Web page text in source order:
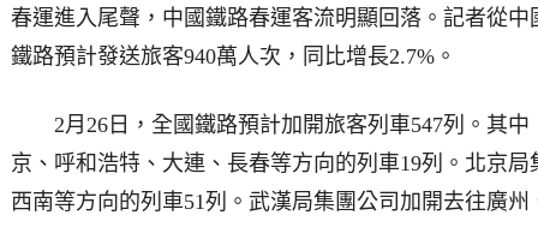
春運進入尾聲，中國鐵路春運客流明顯回落。記者從
鐵路預計發送旅客940萬人次，同比增長2.7%。
2月26日，全國鐵路預計加開旅客列車547列。其中
京、呼和浩特、大連、長春等方向的列車19列。北京
西南等方向的列車51列。武漢局集團公司加開去往廣